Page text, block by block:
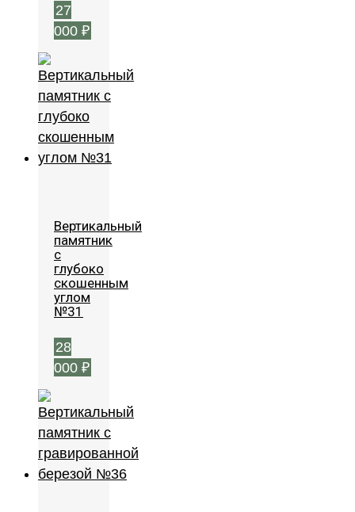
27
000 ₽
Вертикальный
памятник
с
глубоко
скошенным
углом
№31
28
000 ₽